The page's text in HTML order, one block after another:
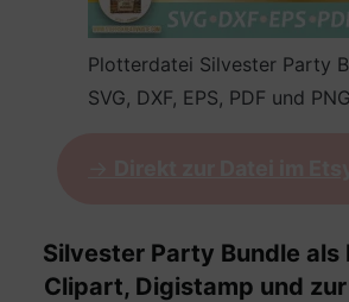
Plotterdatei Silvester Party
SVG, DXF, EPS, PDF und PNG
Silvester Party Bundle
Clipart, Digistamp und